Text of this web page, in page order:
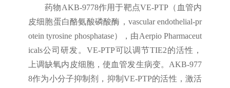
药物AKB-9778作用于靶点VE-PTP（血管内
皮细胞蛋白酪氨酸磷酸酶，vascular endothelial-pr
otein tyrosine phosphatase），由Aerpio Pharmaceut
icals公司研发。VE-PTP可以调节TIE2的活性，
上调缺氧内皮细胞，使血管发生病变。AKB-977
8作为小分子抑制剂，抑制VE-PTP的活性，激活